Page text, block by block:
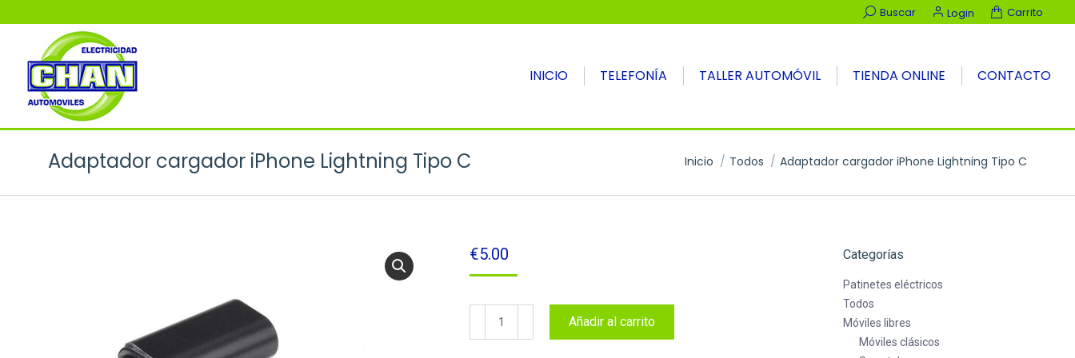
Buscar:
Buscar Login Carrito
INICIO TELEFONÍA TALLER AUTOMÓVIL TIENDA ONLINE CONTACTO
Adaptador cargador iPhone Lightning Tipo C Estás aquí:
Inicio Todos Adaptador cargador iPhone Lightning Tipo C
€5.00
Añadir al carrito
Categorías
Patinetes eléctricos
Todos
Móviles libres
Móviles clásicos